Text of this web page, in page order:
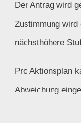
Der Antrag wird
Zustimmung wird
nächsthöhere
Pro Aktionsplan
Abweichung